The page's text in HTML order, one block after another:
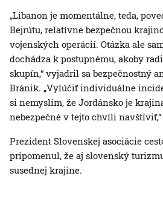
„Libanon je momentálne, teda,
Bejrútu, relatívne bezpečnou
vojenských operácií. Otázka ale
dochádza k postupnému, akoby
skupín,“ vyjadril sa bezpečnostný
Bránik. „Vylúčiť individuálne
si nemyslím, že Jordánsko je
nebezpečné v tejto chvíli
Prezident Slovenskej asociácie
pripomenul, že aj slovenský
susednej krajine.